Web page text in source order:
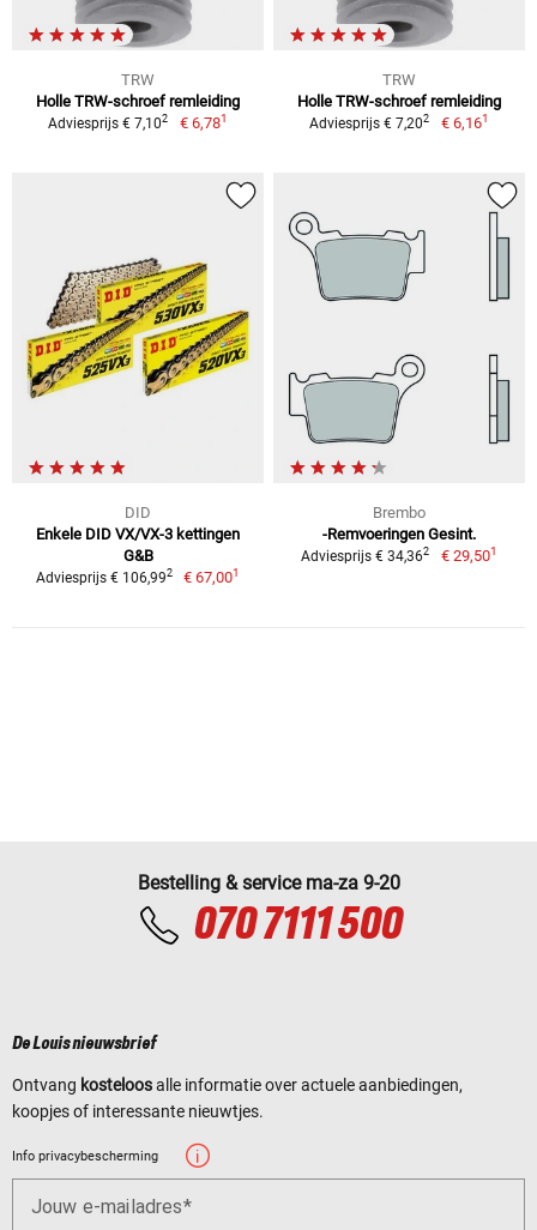
TRW
Holle TRW-schroef remleiding
Adviesprijs € 7,102 € 6,781
TRW
Holle TRW-schroef remleiding
Adviesprijs € 7,202 € 6,161
DID
Enkele DID VX/VX-3 kettingen
G&B
Adviesprijs € 106,992 € 67,001
Brembo
-Remvoeringen Gesint.
Adviesprijs € 34,362 € 29,501
Bestelling & service ma-za 9-20
070 7111 500
De Louis nieuwsbrief
Ontvang kosteloosalle informatie over actuele aanbiedingen,
koopjes of interessante nieuwtjes.
Info privacybescherming
Jouw e-mailadres